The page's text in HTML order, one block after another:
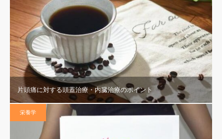
片頭痛に対する頭蓋治療・内臓治療のポイント
栄養学